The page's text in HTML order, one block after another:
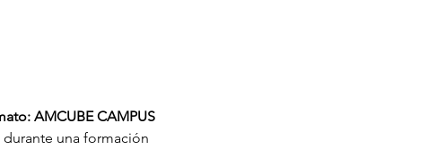
AMCUBE CAMPUS
una formación